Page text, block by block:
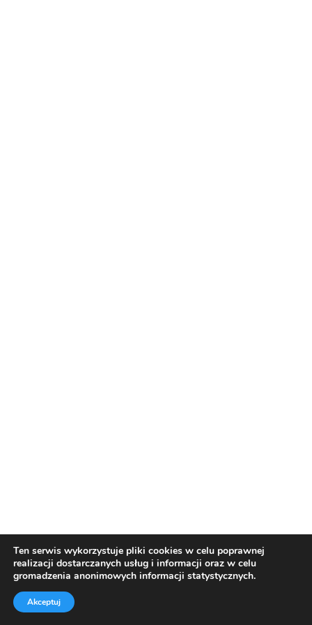
Ten serwis wykorzystuje pliki cookies w celu poprawnej
realizacji dostarczanych usług i informacji oraz w celu
gromadzenia anonimowych informacji statystycznych.
Akceptuj